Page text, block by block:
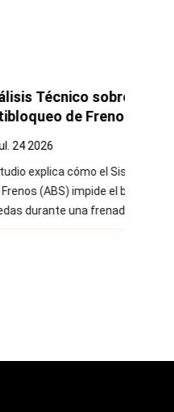
el Sistema
(ABS)
Antibloqueo
bloqueo de las
brusca o de